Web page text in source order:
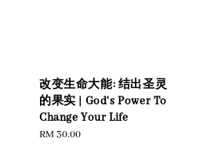
改变生命大能: 结出圣灵
的果实 | God's Power To
Change Your Life
Regular
RM 30.00